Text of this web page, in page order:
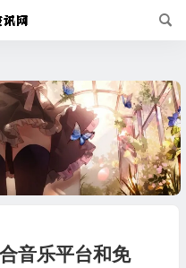
音乐平台和免